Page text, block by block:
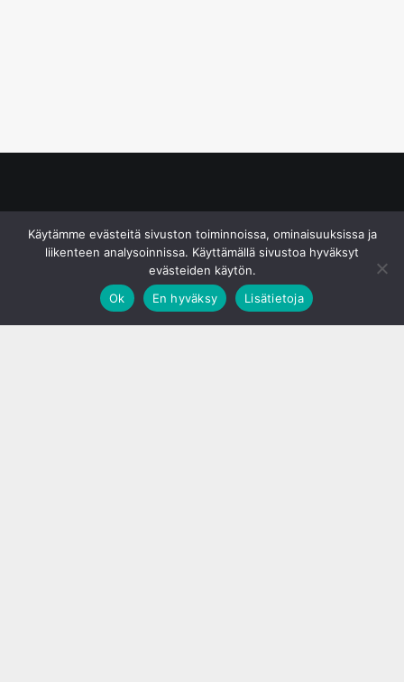
Käytämme evästeitä sivuston toiminnoissa, ominaisuuksissa ja
liikenteen analysoinnissa. Käyttämällä sivustoa hyväksyt
evästeiden käytön.
Ok
En hyväksy Lisätietoja